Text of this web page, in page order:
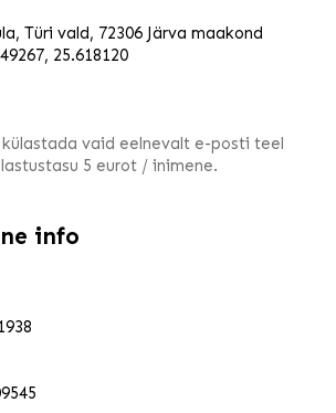
Türi vald, 72306 Järva maakond
25.618120
külastada vaid eelnevalt e-posti teel
5 eurot / inimene.
info